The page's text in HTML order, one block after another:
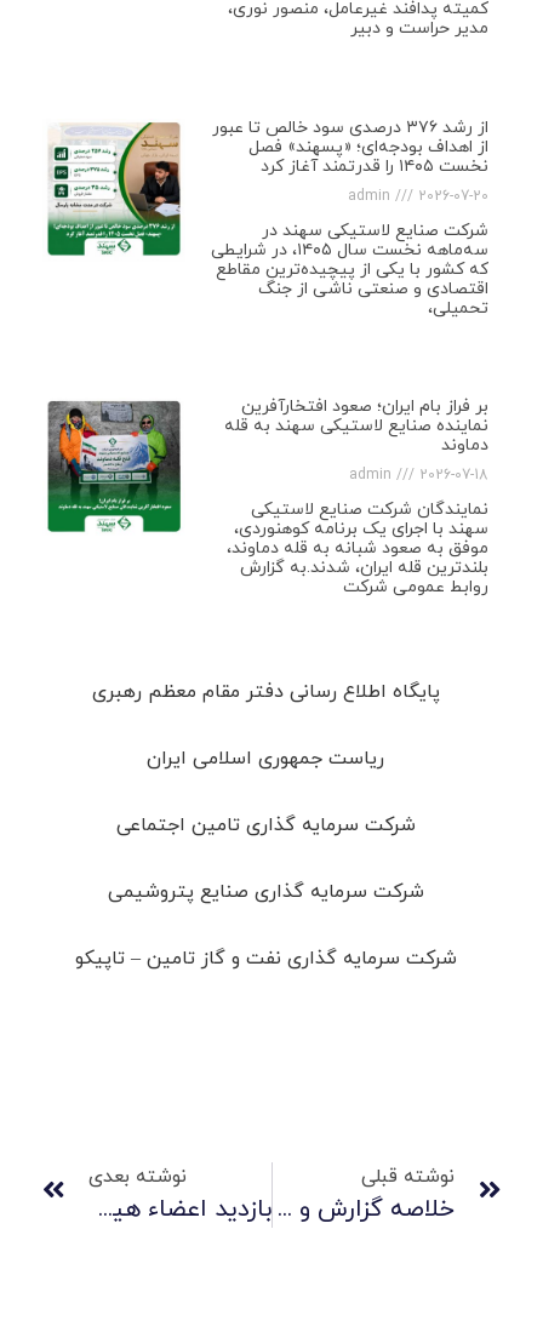
کمیته پدافند غیرعامل، منصور نوری،
مدیر حراست و دبیر
از رشد ۳۷۶ درصدی سود خالص تا عبور
از اهداف بودجه‌ای؛ «پسهند» فصل
نخست ۱۴۰۵ را قدرتمند آغاز کرد
admin 2026-07-20
شرکت صنایع لاستیکی سهند در
سه‌ماهه نخست سال ۱۴۰۵، در شرایطی
که کشور با یکی از پیچیده‌ترین مقاطع
اقتصادی و صنعتی ناشی از جنگ
تحمیلی،
بر فراز بام ایران؛ صعود افتخارآفرین
نماینده صنایع لاستیکی سهند به قله
دماوند
admin 2026-07-18
نمایندگان شرکت صنایع لاستیکی
سهند با اجرای یک برنامه کوهنوردی،
موفق به صعود شبانه به قله دماوند،
بلندترین قله ایران، شدند.به گزارش
روابط عمومی شرکت
پایگاه اطلاع رسانی دفتر مقام معظم رهبری
ریاست جمهوری اسلامی ایران
شرکت سرمایه گذاری تامین اجتماعی
شرکت سرمایه گذاری صنایع پتروشیمی
شرکت سرمایه گذاری نفت و گاز تامین – تاپیکو
نوشته قبلی
خلاصه گزارش و دستاوردهای کلیدی مجمع عمومی صنایع لاستیکی سهند سال ۱۳۹۹
نوشته بعدی
بازدید اعضاء هیئت مدیره مجموعه شرکت تاپیکو از سهند